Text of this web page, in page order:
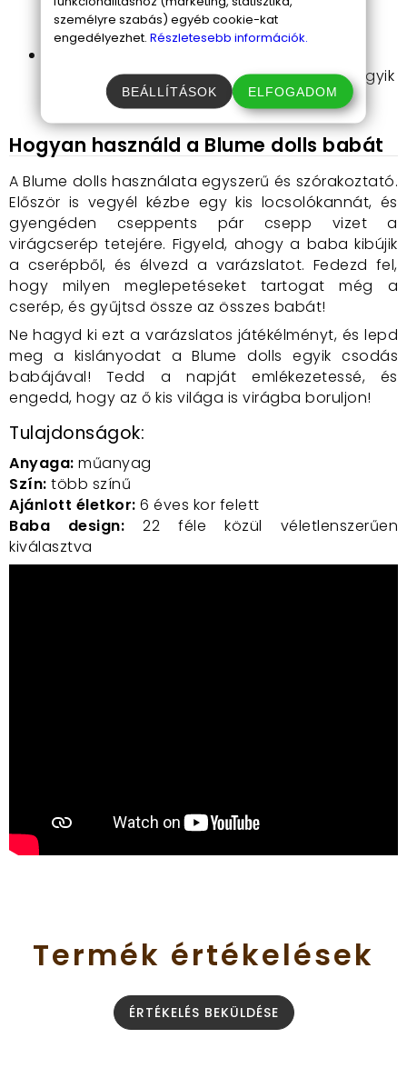
különálló meglepetést tartogat, amelyek
újabb és újabb kalandokat kínálnak.
baba található meg a kollekcióban, mindegyik
egyedi dizájnnal és stílussal.
Hogyan használd a Blume dolls babát
A Blume dolls használata egyszerű és szórakoztató.
Először is vegyél kézbe egy kis locsolókannát, és
gyengéden cseppents pár csepp vizet a
virágcserép tetejére. Figyeld, ahogy a baba kibújik
a cserépből, és élvezd a varázslatot. Fedezd fel,
hogy milyen meglepetéseket tartogat még a
cserép, és gyűjtsd össze az összes babát!
Ne hagyd ki ezt a varázslatos játékélményt, és lepd
meg a kislányodat a Blume dolls egyik csodás
babájával! Tedd a napját emlékezetessé, és
engedd, hogy az ő kis világa is virágba boruljon!
Tulajdonságok:
Anyaga: műanyag
Szín: több színű
Ajánlott életkor: 6 éves kor felett
Baba design: 22 féle közül véletlenszerűen
kiválasztva
Termék értékelések
ÉRTÉKELÉS BEKÜLDÉSE
személyre szabás) egyéb cookie-kat
engedélyezhet. Részletesebb információk.
BEÁLLÍTÁSOK ELFOGADOM